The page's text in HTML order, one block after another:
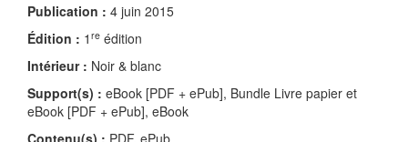
Publication : 4 juin 2015
Édition : 1 re édition
Intérieur : Noir & blanc
Support(s) : eBook [PDF + ePub], Bundle Livre papier et
eBook [PDF + ePub], eBook
Contenu(s) : PDF, ePub